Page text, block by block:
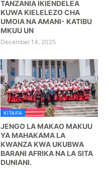
TANZANIA IKIENDELEA
KUWA KIELELEZO CHA
UMOIA NA AMANI- KATIBU
MKUU UN
December 14, 2025
KITAIFA
JENGO LA MAKAO MAKUU
YA MAHAKAMA LA
KWANZA KWA UKUBWA
BARANI AFRIKA NA LA SITA
DUNIANI.